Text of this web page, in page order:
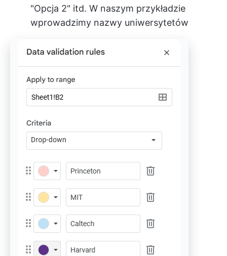
"Opcja 2" itd. W naszym przykładzie
wprowadzimy nazwy uniwersytetów